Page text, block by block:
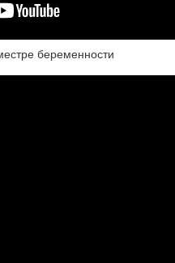
беременности